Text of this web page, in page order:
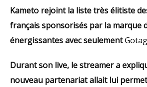
Kameto rejoint la liste très élitiste
français sponsorisés par la marque
énergissantes avec seulement
Durant son live, le streamer a
nouveau partenariat allait lui